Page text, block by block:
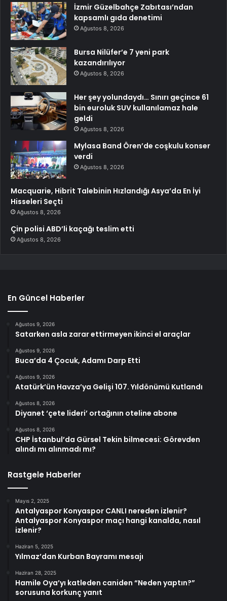
İzmir Güzelbahçe Zabıtası’ndan
kapsamlı gıda denetimi
Ağustos 8, 2026
Bursa Nilüfer’e 7 yeni park
kazandırılıyor
Ağustos 8, 2026
Her şey yolundaydı… Sınırı geçince 61
bin euroluk SUV kullanılamaz hale
geldi
Ağustos 8, 2026
Mylasa Band Ören’de coşkulu konser
verdi
Ağustos 8, 2026
Macquarie, Hibrit Talebinin Hızlandığı Asya’da En İyi
Hisseleri Seçti
Ağustos 8, 2026
Çin polisi ABD’li kaçağı teslim etti
Ağustos 8, 2026
En Güncel Haberler
Ağustos 9, 2026
Satarken asla zarar ettirmeyen ikinci el araçlar
Ağustos 9, 2026
Buca’da 4 Çocuk, Adamı Darp Etti
Ağustos 9, 2026
Atatürk’ün Havza’ya Gelişi 107. Yıldönümü Kutlandı
Ağustos 8, 2026
Diyanet ‘çete lideri’ ortağının oteline abone
Ağustos 8, 2026
CHP İstanbul’da Gürsel Tekin bilmecesi: Görevden
alındı mı alınmadı mı?
Rastgele Haberler
Mayıs 2, 2025
Antalyaspor Konyaspor CANLI nereden izlenir?
Antalyaspor Konyaspor maçı hangi kanalda, nasıl
izlenir?
Haziran 5, 2025
Yılmaz’dan Kurban Bayramı mesajı
Haziran 28, 2025
Hamile Oya’yı katleden caniden “Neden yaptın?”
sorusuna korkunç yanıt